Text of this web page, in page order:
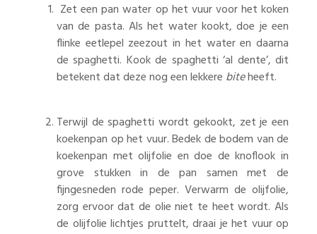
Zet een pan water op het vuur voor het koken
van de pasta. Als het water kookt, doe je een
flinke eetlepel zeezout in het water en daarna
de spaghetti. Kook de spaghetti ‘al dente’, dit
betekent dat deze nog een lekkere biteheeft.
Terwijl de spaghetti wordt gekookt, zet je een
koekenpan op het vuur. Bedek de bodem van de
koekenpan met olijfolie en doe de knoflook in
grove stukken in de pan samen met de
fijngesneden rode peper. Verwarm de olijfolie,
zorg ervoor dat de olie niet te heet wordt. Als
de olijfolie lichtjes pruttelt, draai je het vuur op